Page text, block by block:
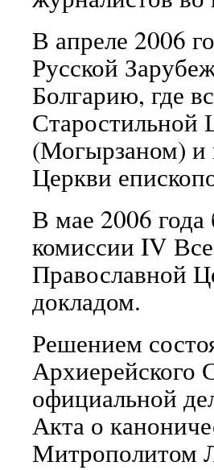
В апреле 2006
Русской
Болгарию, где
Старостильной
(Могырзаном) и
Церкви
В мае 2006
комиссии IV
Православной
докладом.
Решением
Архиерейского
официальной
Акта о
Митрополитом